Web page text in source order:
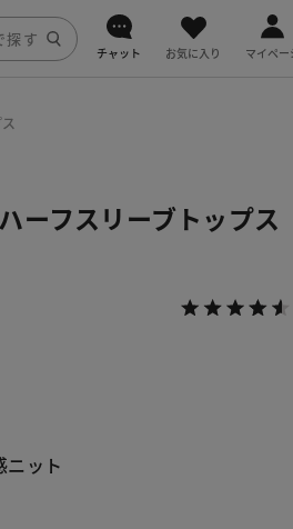
チャット お気に入り マイペー
ーフスリーブトップス
ニット